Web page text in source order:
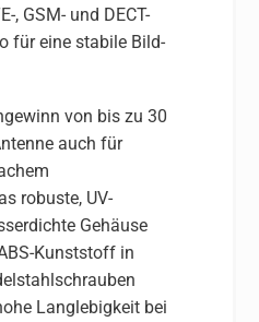
, GSM- und DECT-
für eine stabile Bild-
von bis zu 30
auch für
robuste, UV-
Gehäuse
Kunststoff in
Langlebigkeit bei